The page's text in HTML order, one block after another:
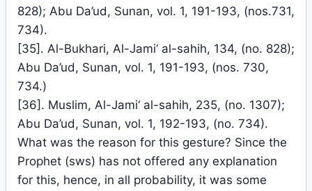
828); Abu Da’ud, Sunan, vol. 1, 191-193, (nos.731,
734).
[35]. Al-Bukhari, Al-Jami‘ al-sahih, 134, (no. 828);
Abu Da’ud, Sunan, vol. 1, 191-193, (nos. 730,
734.)
[36]. Muslim, Al-Jami‘ al-sahih, 235, (no. 1307);
Abu Da’ud, Sunan, vol. 1, 192-193, (no. 734).
What was the reason for this gesture? Since the
Prophet (sws) has not offered any explanation
for this, hence, in all probability, it was some